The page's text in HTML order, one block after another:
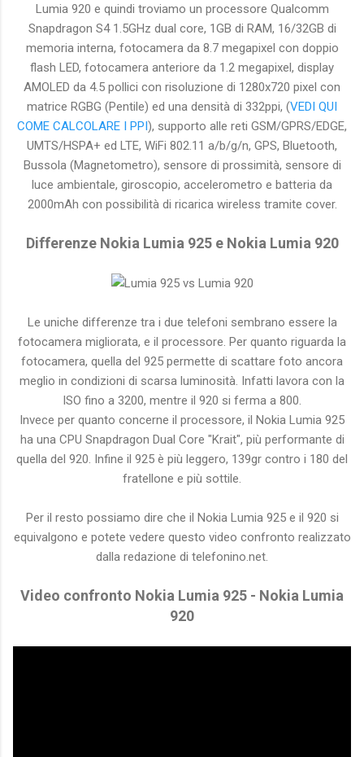
Lumia 920 e quindi troviamo un processore Qualcomm
Snapdragon S4 1.5GHz dual core, 1GB di RAM, 16/32GB di
memoria interna, fotocamera da 8.7 megapixel con doppio
flash LED, fotocamera anteriore da 1.2 megapixel, display
AMOLED da 4.5 pollici con risoluzione di 1280x720 pixel con
matrice RGBG (Pentile) ed una densità di 332ppi, (VEDI QUI
COME CALCOLARE I PPI), supporto alle reti GSM/GPRS/EDGE,
UMTS/HSPA+ ed LTE, WiFi 802.11 a/b/g/n, GPS, Bluetooth,
Bussola (Magnetometro), sensore di prossimità, sensore di
luce ambientale, giroscopio, accelerometro e batteria da
2000mAh con possibilità di ricarica wireless tramite cover.
Differenze Nokia Lumia 925 e Nokia Lumia 920
Le uniche differenze tra i due telefoni sembrano essere la
fotocamera migliorata, e il processore. Per quanto riguarda la
fotocamera, quella del 925 permette di scattare foto ancora
meglio in condizioni di scarsa luminosità. Infatti lavora con la
ISO fino a 3200, mentre il 920 si ferma a 800.
Invece per quanto concerne il processore, il Nokia Lumia 925
ha una CPU Snapdragon Dual Core "Krait", più performante di
quella del 920. Infine il 925 è più leggero, 139gr contro i 180 del
fratellone e più sottile.
Per il resto possiamo dire che il Nokia Lumia 925 e il 920 si
equivalgono e potete vedere questo video confronto realizzato
dalla redazione di telefonino.net.
Video confronto Nokia Lumia 925 - Nokia Lumia
920